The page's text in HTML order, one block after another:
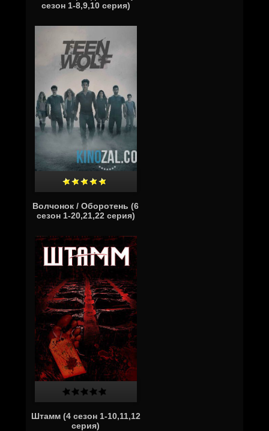
сезон 1-8,9,10 серия)
Волчонок / Оборотень (6
сезон 1-20,21,22 серия)
Штамм (4 сезон 1-10,11,12
серия)